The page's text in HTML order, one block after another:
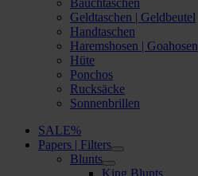
Geldtaschen | Geldbeutel
Handtaschen
Haremshosen | Goahosen
Hüte
Ponchos
Rucksäcke
Sonnenbrillen
SALE%
Papers | Filters
Blunts
King Blunts